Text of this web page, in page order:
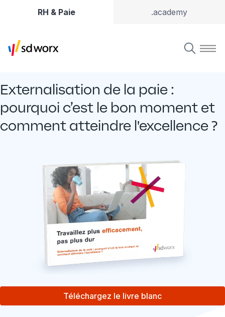
RH & Paie .academy
Externalisation de la paie :
pourquoi c’est le bon moment et
comment atteindre l'excellence ?
Téléchargez le livre blanc